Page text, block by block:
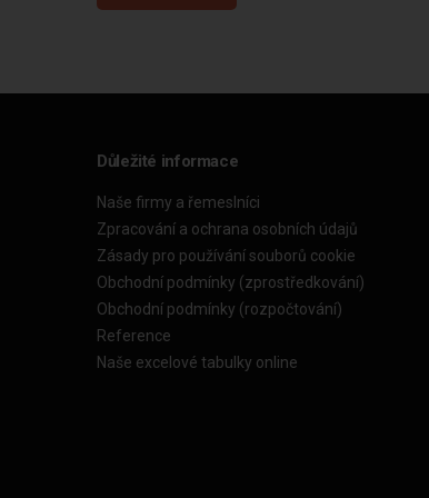
Důležité informace
Naše firmy a řemeslníci
Zpracování a ochrana osobních údajů
Zásady pro používání souborů cookie
Obchodní podmínky (zprostředkování)
Obchodní podmínky (rozpočtování)
Reference
Naše excelové tabulky online